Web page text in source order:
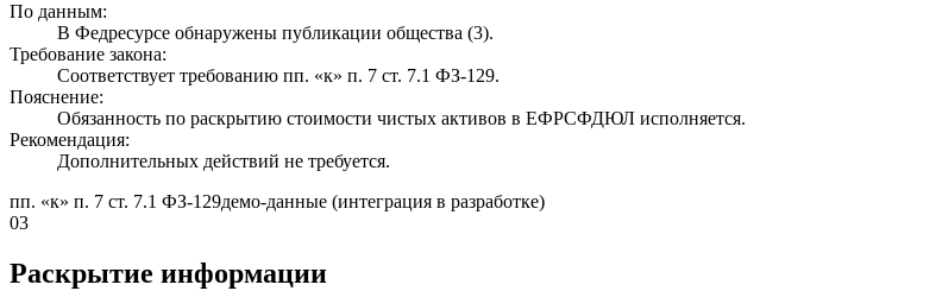
По данным:
В Федресурсе обнаружены публикации общества (3).
Требование закона:
Соответствует требованию пп. «к» п. 7 ст. 7.1 ФЗ-129.
Пояснение:
Обязанность по раскрытию стоимости чистых активов в ЕФРСФДЮЛ исполняется.
Рекомендация:
Дополнительных действий не требуется.
пп. «к» п. 7 ст. 7.1 ФЗ-129демо-данные (интеграция в разработке)
03
Раскрытие информации